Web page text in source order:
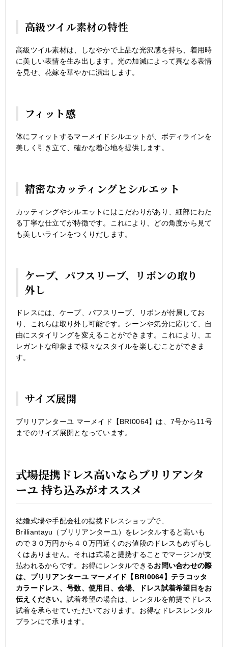
高級ツイル素材の特性
高級ツイル素材は、しなやかで上品な光沢感を持ち、着用時
に美しい表情を生み出します。光の加減によって異なる表情
を見せ、花嫁を華やかに演出します。
フィット感
体にフィットするマーメイドシルエットが、ボディラインを
美しく引き立て、確かな着心地を提供します。
精密なカッティングとシルエット
カッティングやシルエットにはこだわりがあり、細部にわた
る丁寧な仕立てが特徴です。これにより、どの角度から見て
も美しいラインをつくりだします。
ケープ、パフスリーブ、リボンの取り
外し
ドレスには、ケープ、パフスリーブ、リボンが付属してお
り、これらは取り外し可能です。シーンや気分に応じて、自
由にスタイリングを変えることができます。これにより、エ
レガントな印象まで様々なスタイルを楽しむことができま
す。
サイズ展開
ブリリアンターユ マーメイド【BRI0064】は、7号から11号
までのサイズ展開となっています。
式場提携ドレス高いならブリリアンタ
ーユ 持ち込みがオススメ
結婚式場や手配会社の提携ドレスショップで、
Brilliantayu（ブリリアンターユ）をレンタルすると高いも
ので３０万円から４０万円近くのお値段のドレスもめずらし
くはありません。それは式場と提携することでマージンが支
払われるからです。お得にレンタルできるお問い合わせの際
は、ブリリアンターユ マーメイド【BRI0064】テラコッタ
カラードレス、号数、使用日、会場、ドレス試着希望日をお
伝えください。 試着希望の場合は、レンタルを前提でドレス
試着を承らせていただいております。お得なドレスレンタル
プランにて承ります。